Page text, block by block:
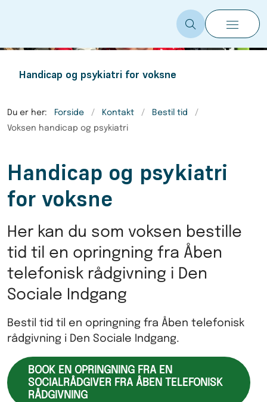
Handicap og psykiatri for voksne
Du er her: Forside Kontakt
Bestil tid
Voksen handicap og psykiatri
Handicap og psykiatri
for voksne
Her kan du som voksen bestille
tid til en opringning fra Åben
telefonisk rådgivning i Den
Sociale Indgang
Bestil tid til en opringning fra Åben telefonisk
rådgivning i Den Sociale Indgang.
BOOK EN OPRINGNING FRA EN
SOCIALRÅDGIVER FRA ÅBEN TELEFONISK
RÅDGIVNING